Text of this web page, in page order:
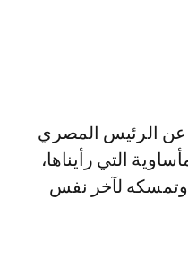
التي رأيناها،
وتمسكه لآخر نفس